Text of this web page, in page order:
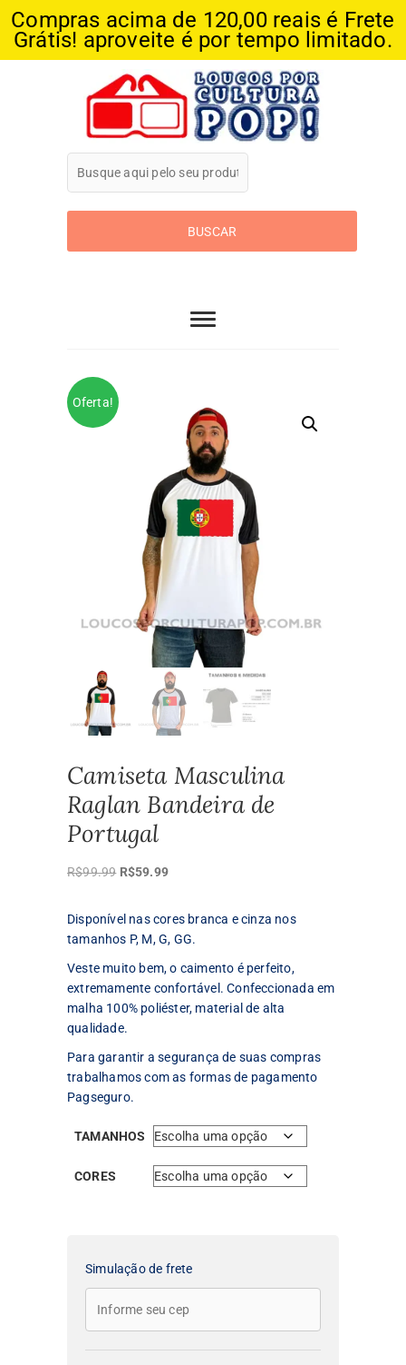
Compras acima de 120,00 reais é Frete
Grátis! aproveite é por tempo limitado.
Loucos Por
Cultura Pop
Oferta!
Camiseta Masculina
Raglan Bandeira de
Portugal
R$99.99 O
original
R$59.99O
atual
Disponível nas cores branca e cinza nos
tamanhos P, M, G, GG.
Veste muito bem, o caimento é perfeito,
extremamente confortável. Confeccionada em
malha 100% poliéster, material de alta
qualidade.
Para garantir a segurança de suas compras
trabalhamos com as formas de pagamento
Pagseguro.
TAMANHOS
CORES
Simulação de frete